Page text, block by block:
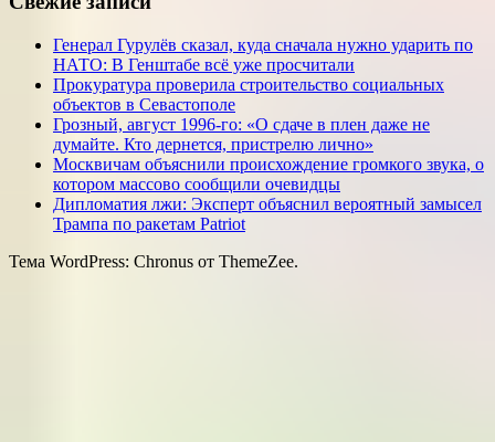
Генерал Гурулёв сказал, куда сначала нужно ударить по
НАТО: В Генштабе всё уже просчитали
Прокуратура проверила строительство социальных
объектов в Севастополе
Грозный, август 1996-го: «О сдаче в плен даже не
думайте. Кто дернется, пристрелю лично»
Москвичам объяснили происхождение громкого звука, о
котором массово сообщили очевидцы
Дипломатия лжи: Эксперт объяснил вероятный замысел
Трампа по ракетам Patriot
Тема WordPress: Chronus от ThemeZee.